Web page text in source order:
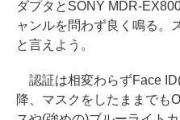
ダプタとSONY MDR-
ャンルを問わず良く鳴る。
と言えよう。
認証は相変わらずFace
降、マスクをしたままでも